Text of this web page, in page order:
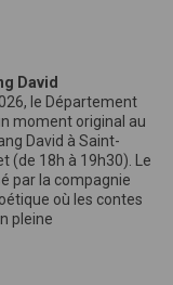
David
le Département
moment original au
David à Saint-
(de 18h à 19h30). Le
par la compagnie
où les contes
pleine